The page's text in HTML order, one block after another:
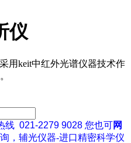
仪
用keit中红外光谱仪器技术作
线 021-2279 9028 您也可网
，辅光仪器-进口精密科学仪